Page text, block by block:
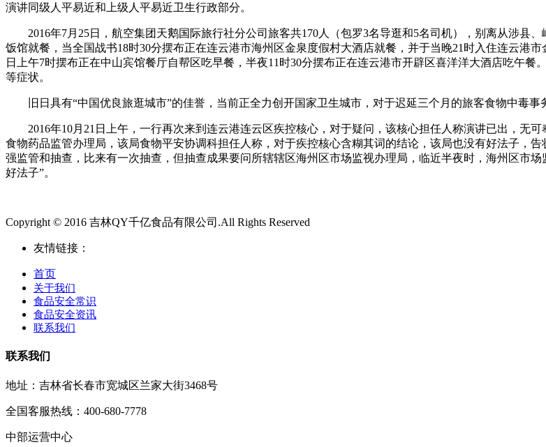
演讲同级人平易近和上级人平易近卫生行政部分。
2016年7月25日，航空集团天鹅国际旅行社分公司旅客共170人（包罗3名导逛和5名司机），别离从涉县
饭馆就餐，当全国战书18时30分摆布正在连云港市海州区金泉度假村大酒店就餐，并于当晚21时入住连云港
日上午7时摆布正在中山宾馆餐厅自帮区吃早餐，半夜11时30分摆布正在连云港市开辟区喜洋洋大酒店吃午餐
等症状。
旧日具有“中国优良旅逛城市”的佳誉，当前正全力创开国家卫生城市，对于迟延三个月的旅客食物中毒事
2016年10月21日上午，一行再次来到连云港连云区疾控核心，对于疑问，该核心担任人称演讲已出，无
食物药品监管办理局，该局食物平安协调科担任人称，对于疾控核心含糊其词的结论，该局也没有好法子，
强监管和抽查，比来有一次抽查，但抽查成果要问所辖辖区海州区市场监视办理局，临近半夜时，海州区市
好法子”。
Copyright © 2016 吉林QY千亿食品有限公司.All Rights Reserved
友情链接：
首页
关于我们
食品安全常识
食品安全资讯
联系我们
联系我们
地址：吉林省长春市宽城区兰家大街3468号
全国客服热线：400-680-7778
中部运营中心